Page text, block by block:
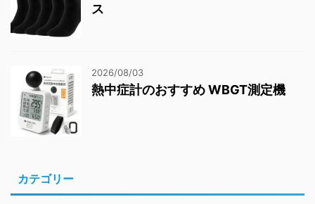
ス
2026/08/03
熱中症計のおすすめ WBGT測定機
カテゴリー